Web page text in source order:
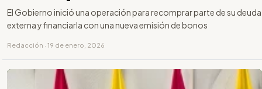
El Gobierno inició una operación para recomprar parte de su deuda
externa y financiarla con una nueva emisión de bonos
Redacción · 19 de enero, 2026